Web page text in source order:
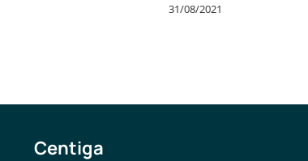
31/08/2021
Centiga